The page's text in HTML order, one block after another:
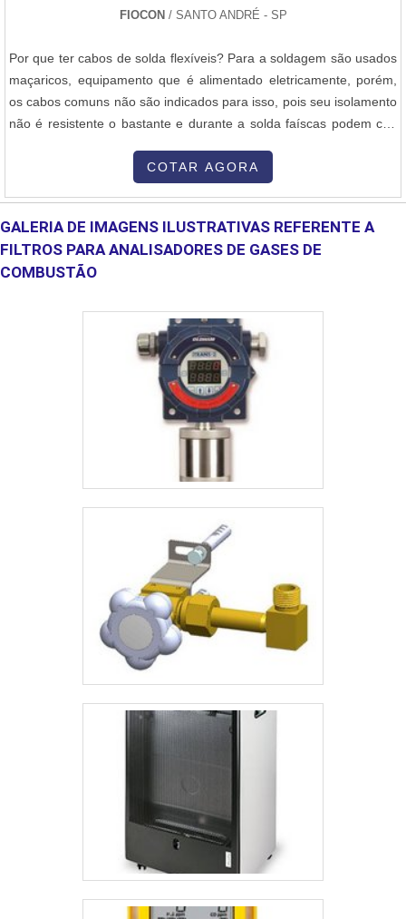
se necessário, testes não destrutivos para garantir a integridade da
processo é ideal para estruturas metálicas de médio e grande
porte, oferecendo alta eficiência e excelente acabamento.
FIOCON / SANTO ANDRÉ - SP
Por que ter cabos de solda flexíveis? Para a soldagem são usados
maçaricos, equipamento que é alimentado eletricamente, porém,
os cabos comuns não são indicados para isso, pois seu isolamento
não é resistente o bastante e durante a solda faíscas podem cair
importante utilizar cabo de solda extra flexível, eles foram
COTAR AGORA
GALERIA DE IMAGENS ILUSTRATIVAS REFERENTE A
FILTROS PARA ANALISADORES DE GASES DE
COMBUSTÃO